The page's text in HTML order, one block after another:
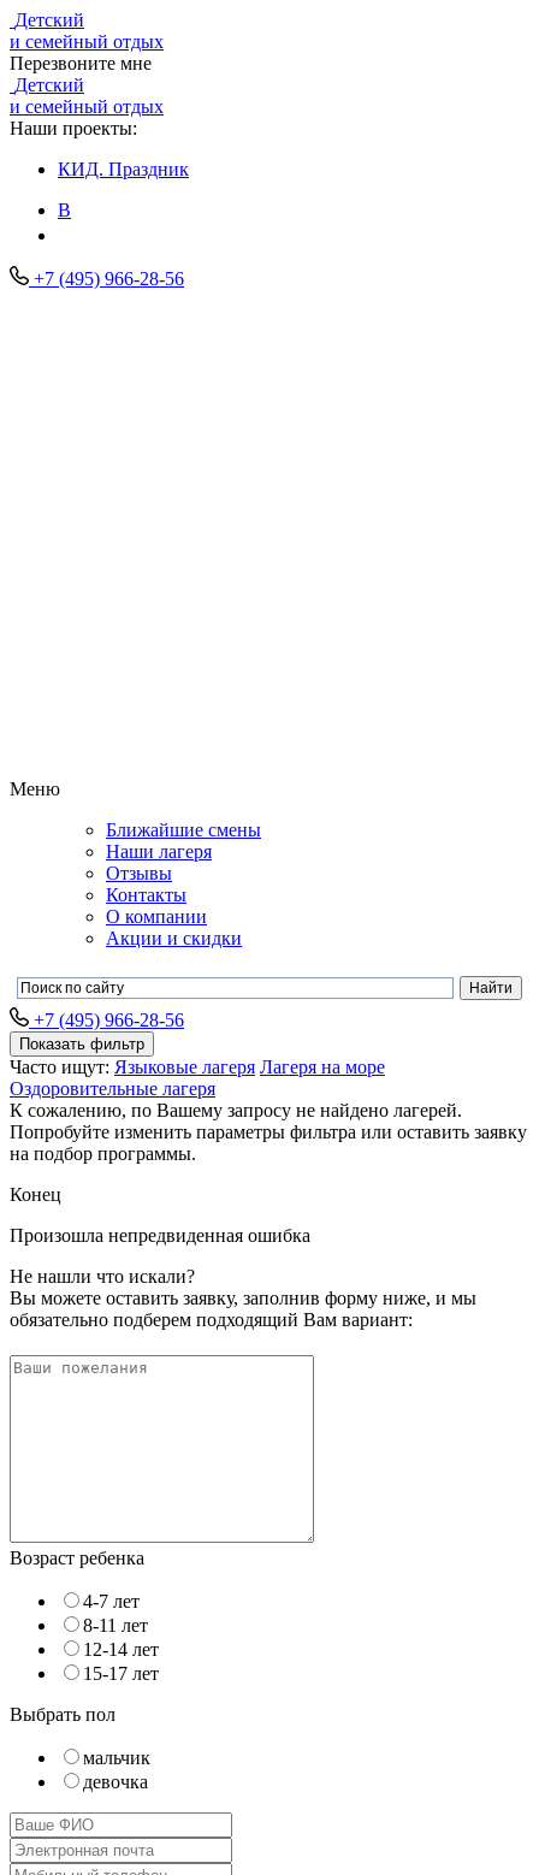
Детский
и семейный отдых
Перезвоните мне
Детский
и семейный отдых
Наши проекты:
КИД. Праздник
В
+7 (495) 966-28-56
Меню
Ближайшие смены
Наши лагеря
Отзывы
Контакты
О компании
Акции и скидки
+7 (495) 966-28-56
Показать фильтр
Часто ищут: Языковые лагеря Лагеря на море
Оздоровительные лагеря
К сожалению, по Вашему запросу не найдено лагерей.
Попробуйте изменить параметры фильтра или оставить заявку
на подбор программы.
Конец
Произошла непредвиденная ошибка
Не нашли что искали?
Вы можете оставить заявку, заполнив форму ниже, и мы
обязательно подберем подходящий Вам вариант:
Возраст ребенка
4-7 лет
8-11 лет
12-14 лет
15-17 лет
Выбрать пол
мальчик
девочка